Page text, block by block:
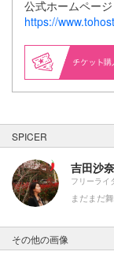
公式ホームページ
https://
購
SPICER
吉田沙奈
フリーライ
まだまだ
その他の画像